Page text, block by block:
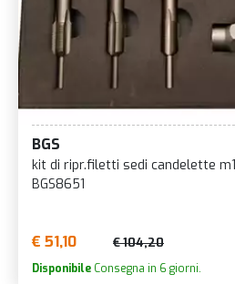
BGS
kit di ripr.filetti sedi candelette
BGS8651
€ 51,10 € 104,20
Disponibile Consegna in 6 giorni.